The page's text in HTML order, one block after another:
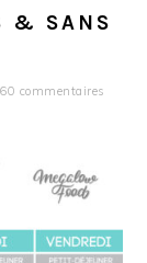
& SANS
60 commentaires